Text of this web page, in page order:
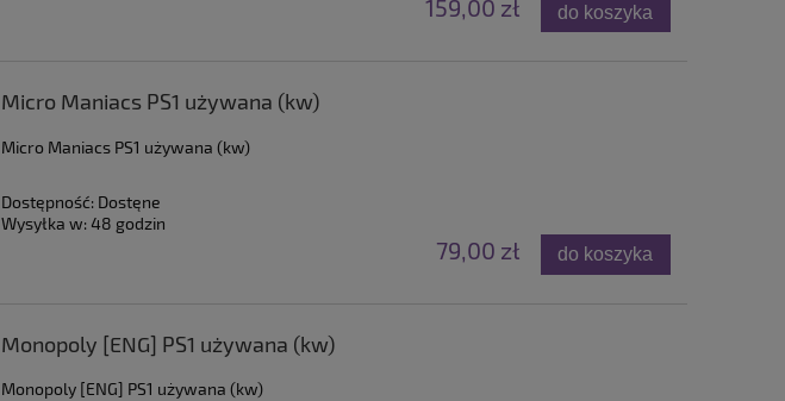
159,00 zł do koszyka
Micro Maniacs PS1 używana (kw)
Micro Maniacs PS1 używana (kw)
Dostępność: Dostęne
Wysyłka w: 48 godzin
79,00 zł do koszyka
Monopoly [ENG] PS1 używana (kw)
Monopoly [ENG] PS1 używana (kw)